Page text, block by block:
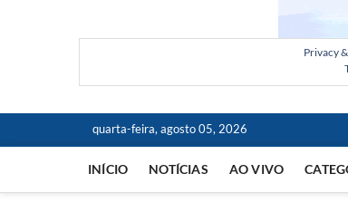
Privacy
quarta-feira, agosto 05, 2026
INÍCIO NOTÍCIAS AO VIVO